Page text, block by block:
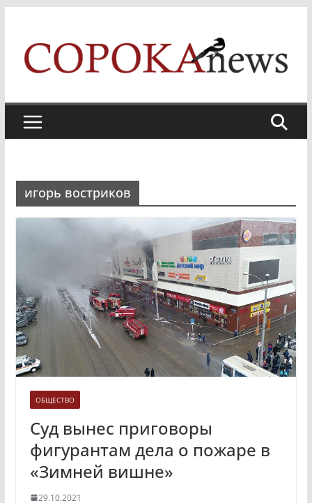
content
игорь востриков
ОБЩЕСТВО
Суд вынес приговоры
фигурантам дела о пожаре в
«Зимней вишне»
29.10.2021